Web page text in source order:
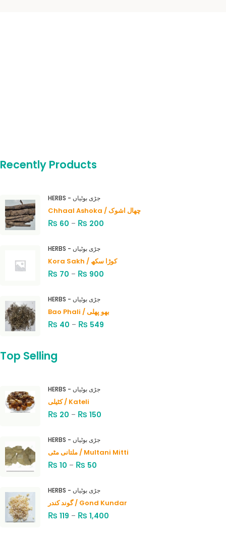
Recently Products
HERBS - جڑی بوٹیاں
Chhaal Ashoka / چھال اشوک
₨ 60 – ₨ 200
HERBS - جڑی بوٹیاں
Kora Sakh / کوڑا سکھ
₨ 70 – ₨ 900
HERBS - جڑی بوٹیاں
Bao Phali / بھو پھلی
₨ 40 – ₨ 549
Top Selling
HERBS - جڑی بوٹیاں
کٹیلی / Kateli
₨ 20 – ₨ 150
HERBS - جڑی بوٹیاں
ملتانی مٹی / Multani Mitti
₨ 10 – ₨ 50
HERBS - جڑی بوٹیاں
گوند کندر / Gond Kundar
₨ 119 – ₨ 1,400